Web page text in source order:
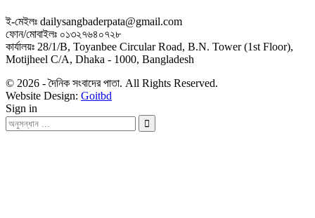
ই-মেইলঃ dailysangbaderpata@gmail.com
ফোন/মোবাইলঃ ০১৩২৭৬৪০৭২৮
কার্যালয়ঃ 28/1/B, Toyanbee Circular Road, B.N. Tower (1st Floor),
Motijheel C/A, Dhaka - 1000, Bangladesh
© 2026 - দৈনিক সংবাদের পাতা. All Rights Reserved.
Website Design: Goitbd
Sign in